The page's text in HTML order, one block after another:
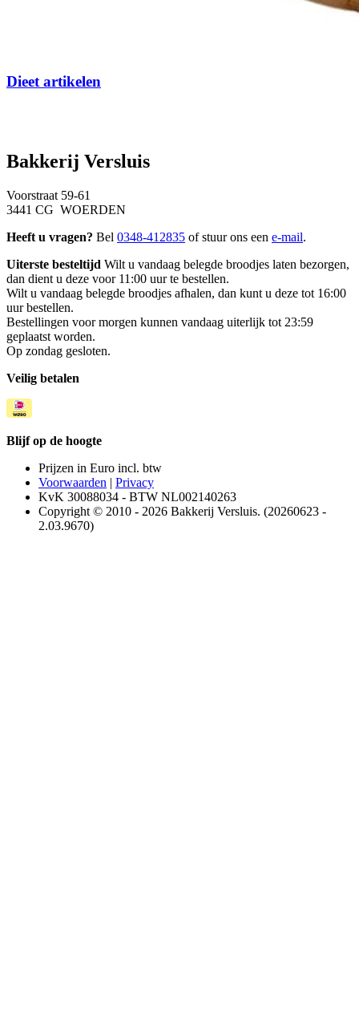
Dieet artikelen
Bakkerij Versluis
Voorstraat 59-61
3441 CG WOERDEN
Heeft u vragen? Bel 0348-412835 of stuur ons een e-mail.
Uiterste besteltijd Wilt u vandaag belegde broodjes laten bezorgen,
dan dient u deze voor 11:00 uur te bestellen.
Wilt u vandaag belegde broodjes afhalen, dan kunt u deze tot 16:00
uur bestellen.
Bestellingen voor morgen kunnen vandaag uiterlijk tot 23:59
geplaatst worden.
Op zondag gesloten.
Veilig betalen
Blijf op de hoogte
Prijzen in Euro incl. btw
Voorwaarden | Privacy
KvK 30088034 - BTW NL002140263
Copyright © 2010 - 2026 Bakkerij Versluis. (20260623 -
2.03.9670)